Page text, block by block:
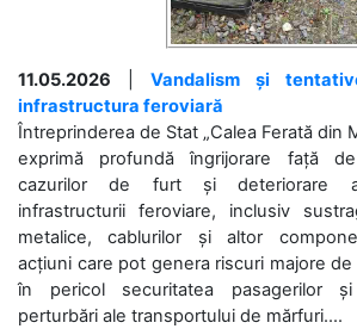
11.05.2026
Vandalism și
infrastructura feroviară
Întreprinderea de Stat „Calea Ferată din
exprimă profundă îngrijorare față
cazurilor de furt și deteriorare a
infrastructurii feroviare, inclusiv
metalice, cablurilor și altor
acțiuni care pot genera riscuri majore
în pericol securitatea pasagerilor
perturbări ale transportului de mărfuri....